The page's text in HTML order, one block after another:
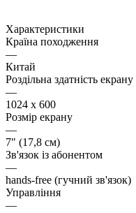
Характеристики
Країна походження
—
Китай
Роздільна здатність екрану
—
1024 x 600
Розмір екрану
—
7" (17,8 см)
Зв'язок із абонентом
—
hands-free (гучний зв'язок)
Управління
—